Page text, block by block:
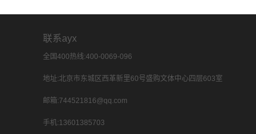
联系ayx
全国400热线:400-0069-096
地址:北京市东城区西革新里60号盛购文体中心四层603室
邮箱:744521816@qq.com
手机:13601385703